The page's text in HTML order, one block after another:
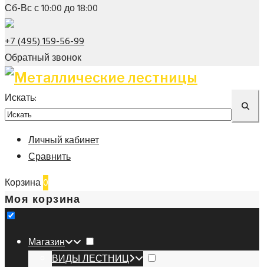
Сб-Вс с 10:00 до 18:00
+7 (495) 159-56-99
Обратный звонок
Искать:
Личный кабинет
Сравнить
Корзина0
Моя корзина
Магазин
ВИДЫ ЛЕСТНИЦ